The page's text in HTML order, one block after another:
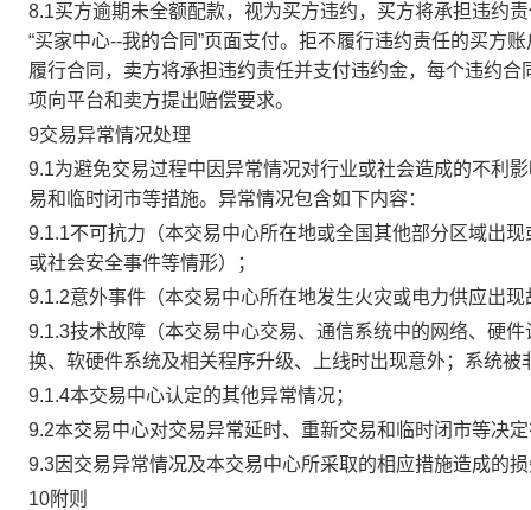
8.1买方逾期未全额配款，视为买方违约，买方将承担违约
“买家中心--我的合同”页面支付。拒不履行违约责任的买方
履行合同，卖方将承担违约责任并支付违约金，每个违约
项向平台和卖方提出赔偿要求。
9交易异常情况处理
9.1为避免交易过程中因异常情况对行业或社会造成的不利
易和临时闭市等措施。异常情况包含如下内容：
9.1.1不可抗力（本交易中心所在地或全国其他部分区域出
或社会安全事件等情形）；
9.1.2意外事件（本交易中心所在地发生火灾或电力供应出
9.1.3技术故障（本交易中心交易、通信系统中的网络、硬
换、软硬件系统及相关程序升级、上线时出现意外；系统
9.1.4本交易中心认定的其他异常情况；
9.2本交易中心对交易异常延时、重新交易和临时闭市等决
9.3因交易异常情况及本交易中心所采取的相应措施造成的
10附则